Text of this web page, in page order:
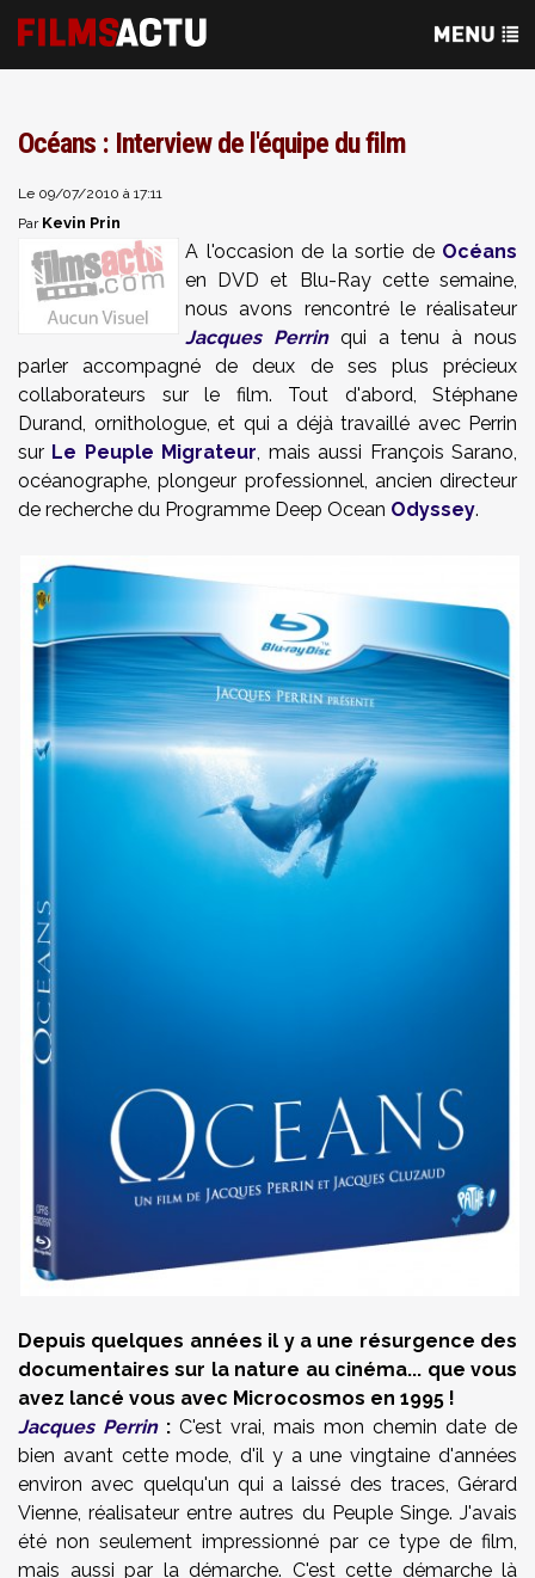
Océans : Interview de l'équipe du film
Le 09/07/2010 à 17:11
Par Kevin Prin
A l'occasion de la sortie de Océans
en DVD et Blu-Ray cette semaine,
nous avons rencontré le réalisateur
Jacques Perrinqui a tenu à nous
parler accompagné de deux de ses plus précieux
collaborateurs sur le film. Tout d'abord, Stéphane
Durand, ornithologue, et qui a déjà travaillé avec Perrin
sur Le Peuple Migrateur, mais aussi François Sarano,
océanographe, plongeur professionnel, ancien directeur
de recherche du Programme Deep Ocean Odyssey.
Depuis quelques années il y a une résurgence des
documentaires sur la nature au cinéma... que vous
avez lancé vous avec Microcosmos en 1995 !
Jacques Perrin: C'est vrai, mais mon chemin date de
bien avant cette mode, d'il y a une vingtaine d'années
environ avec quelqu'un qui a laissé des traces, Gérard
Vienne, réalisateur entre autres du Peuple Singe. J'avais
été non seulement impressionné par ce type de film,
mais aussi par la démarche. C'est cette démarche là